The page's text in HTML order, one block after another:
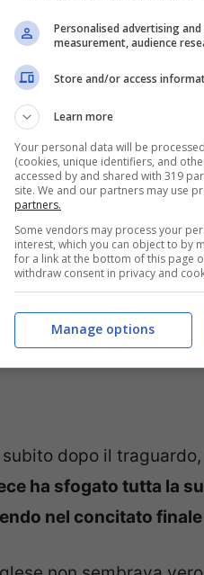
impensierirlo.
in quei pochi giri che
tutto. L’unica cosa
prima del
dopo il
ha sfogato tutta la
nel concitato
Personalised advertising
measurement, audience
Store and/or access
Learn more
Your personal data will be
(cookies, unique identifiers, and
accessed by and shared with 319
site. We and our partners may use
partners.
Some vendors may process your
interest, which you can object to by
for a link at the bottom of this page
withdraw consent in privacy and
Manage options